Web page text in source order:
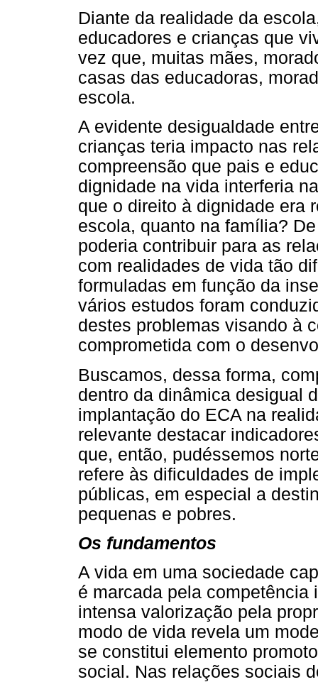
Diante da realidade da
educadores e crianças que
vez que, muitas mães,
casas das educadoras,
escola.
A evidente desigualdade
crianças teria impacto nas
compreensão que pais e
dignidade na vida interferia
que o direito à dignidade era
escola, quanto na família?
poderia contribuir para as
com realidades de vida tão
formuladas em função da
vários estudos foram
destes problemas visando à
comprometida com o
Buscamos, dessa forma,
dentro da dinâmica desigual
implantação do ECA na
relevante destacar
que, então, pudéssemos
refere às dificuldades de
públicas, em especial a
pequenas e pobres.
Os fundamentos
A vida em uma sociedade
é marcada pela
intensa valorização pela
modo de vida revela um
se constitui elemento
social. Nas relações sociais